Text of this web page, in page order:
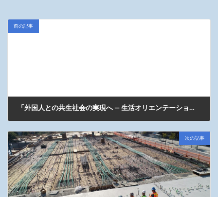
前の記事
「外国人との共生社会の実現へ — 生活オリエンテーション動画のご案内」
次の記事